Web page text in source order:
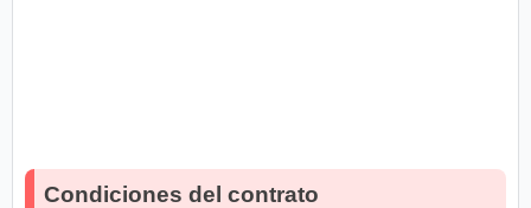
Condiciones del contrato